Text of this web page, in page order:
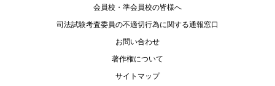
会員校・準会員校の皆様へ
司法試験考査委員の不適切⾏為に関する通報窓⼝
お問い合わせ
著作権について
サイトマップ